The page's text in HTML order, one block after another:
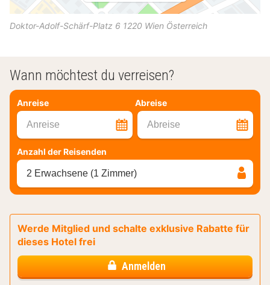
Doktor-Adolf-Schärf-Platz 6 1220 Wien Österreich
Wann möchtest du verreisen?
Anreise Abreise
Anreise Abreise
Anzahl der Reisenden
2 Erwachsene (1 Zimmer)
Werde Mitglied und schalte exklusive Rabatte für
dieses Hotel frei
Anmelden